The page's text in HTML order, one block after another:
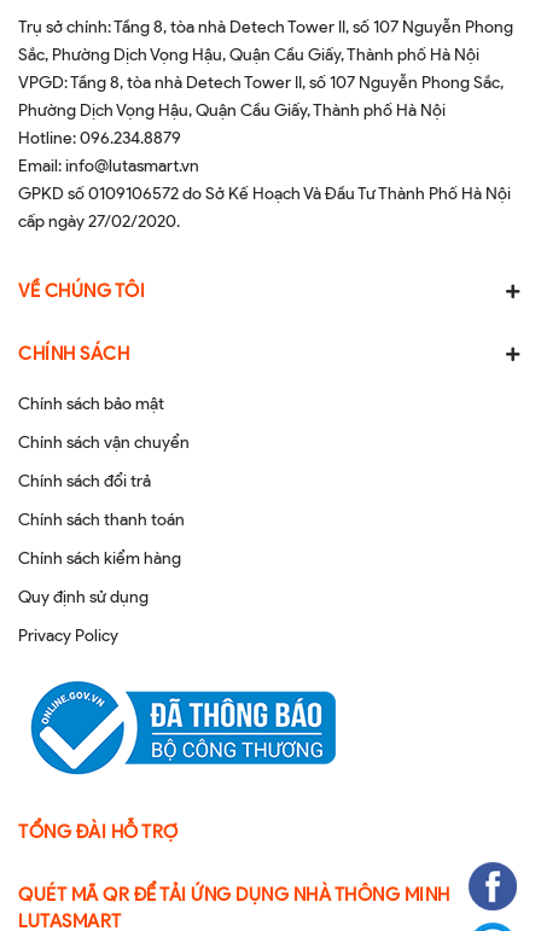
Trụ sở chính: Tầng 8, tòa nhà Detech Tower II, số 107 Nguyễn Phong
Sắc, Phường Dịch Vọng Hậu, Quận Cầu Giấy, Thành phố Hà Nội
VPGD: Tầng 8, tòa nhà Detech Tower II, số 107 Nguyễn Phong Sắc,
Phường Dịch Vọng Hậu, Quận Cầu Giấy, Thành phố Hà Nội
Hotline:096.234.8879
Email:info@lutasmart.vn
GPKD số 0109106572 do Sở Kế Hoạch Và Đầu Tư Thành Phố Hà Nội
cấp ngày 27/02/2020.
VỀ CHÚNG TÔI
CHÍNH SÁCH
Chính sách bảo mật
Chính sách vận chuyển
Chính sách đổi trả
Chính sách thanh toán
Chính sách kiểm hàng
Quy định sử dụng
Privacy Policy
TỔNG ĐÀI HỖ TRỢ
QUÉT MÃ QR ĐỂ TẢI ỨNG DỤNG NHÀ THÔNG MINH
LUTASMART